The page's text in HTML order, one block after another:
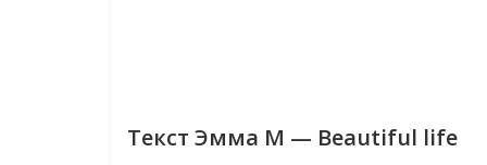
Текст Эмма М — Beautiful life